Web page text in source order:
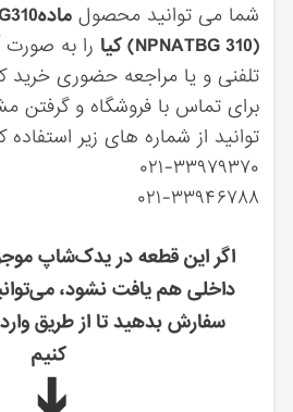
شما می توانید محصول
(NPNATBG 310) کیا
را به صورت
تلفنی و یا مراجعه حضوری خرید
برای تماس با فروشگاه و گرفتن
توانید از شماره های زیر استفاده
۰۲۱-۳۳۹۷۹۳۷۰
۰۲۱-۳۳۹۴۶۷۸۸
اگر این قطعه در یدک‌شاپ
داخلی هم یافت نشود،
سفارش بدهید تا از طریق
کنیم
➔